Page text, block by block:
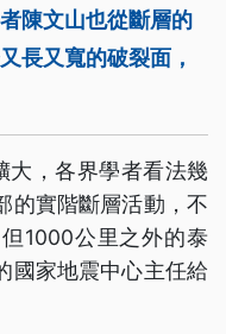
陳文山也從斷層的
長又寬的破裂面，
大，各界學者看法幾
的實階斷層活動，不
1000公里之外的泰
國家地震中心主任給